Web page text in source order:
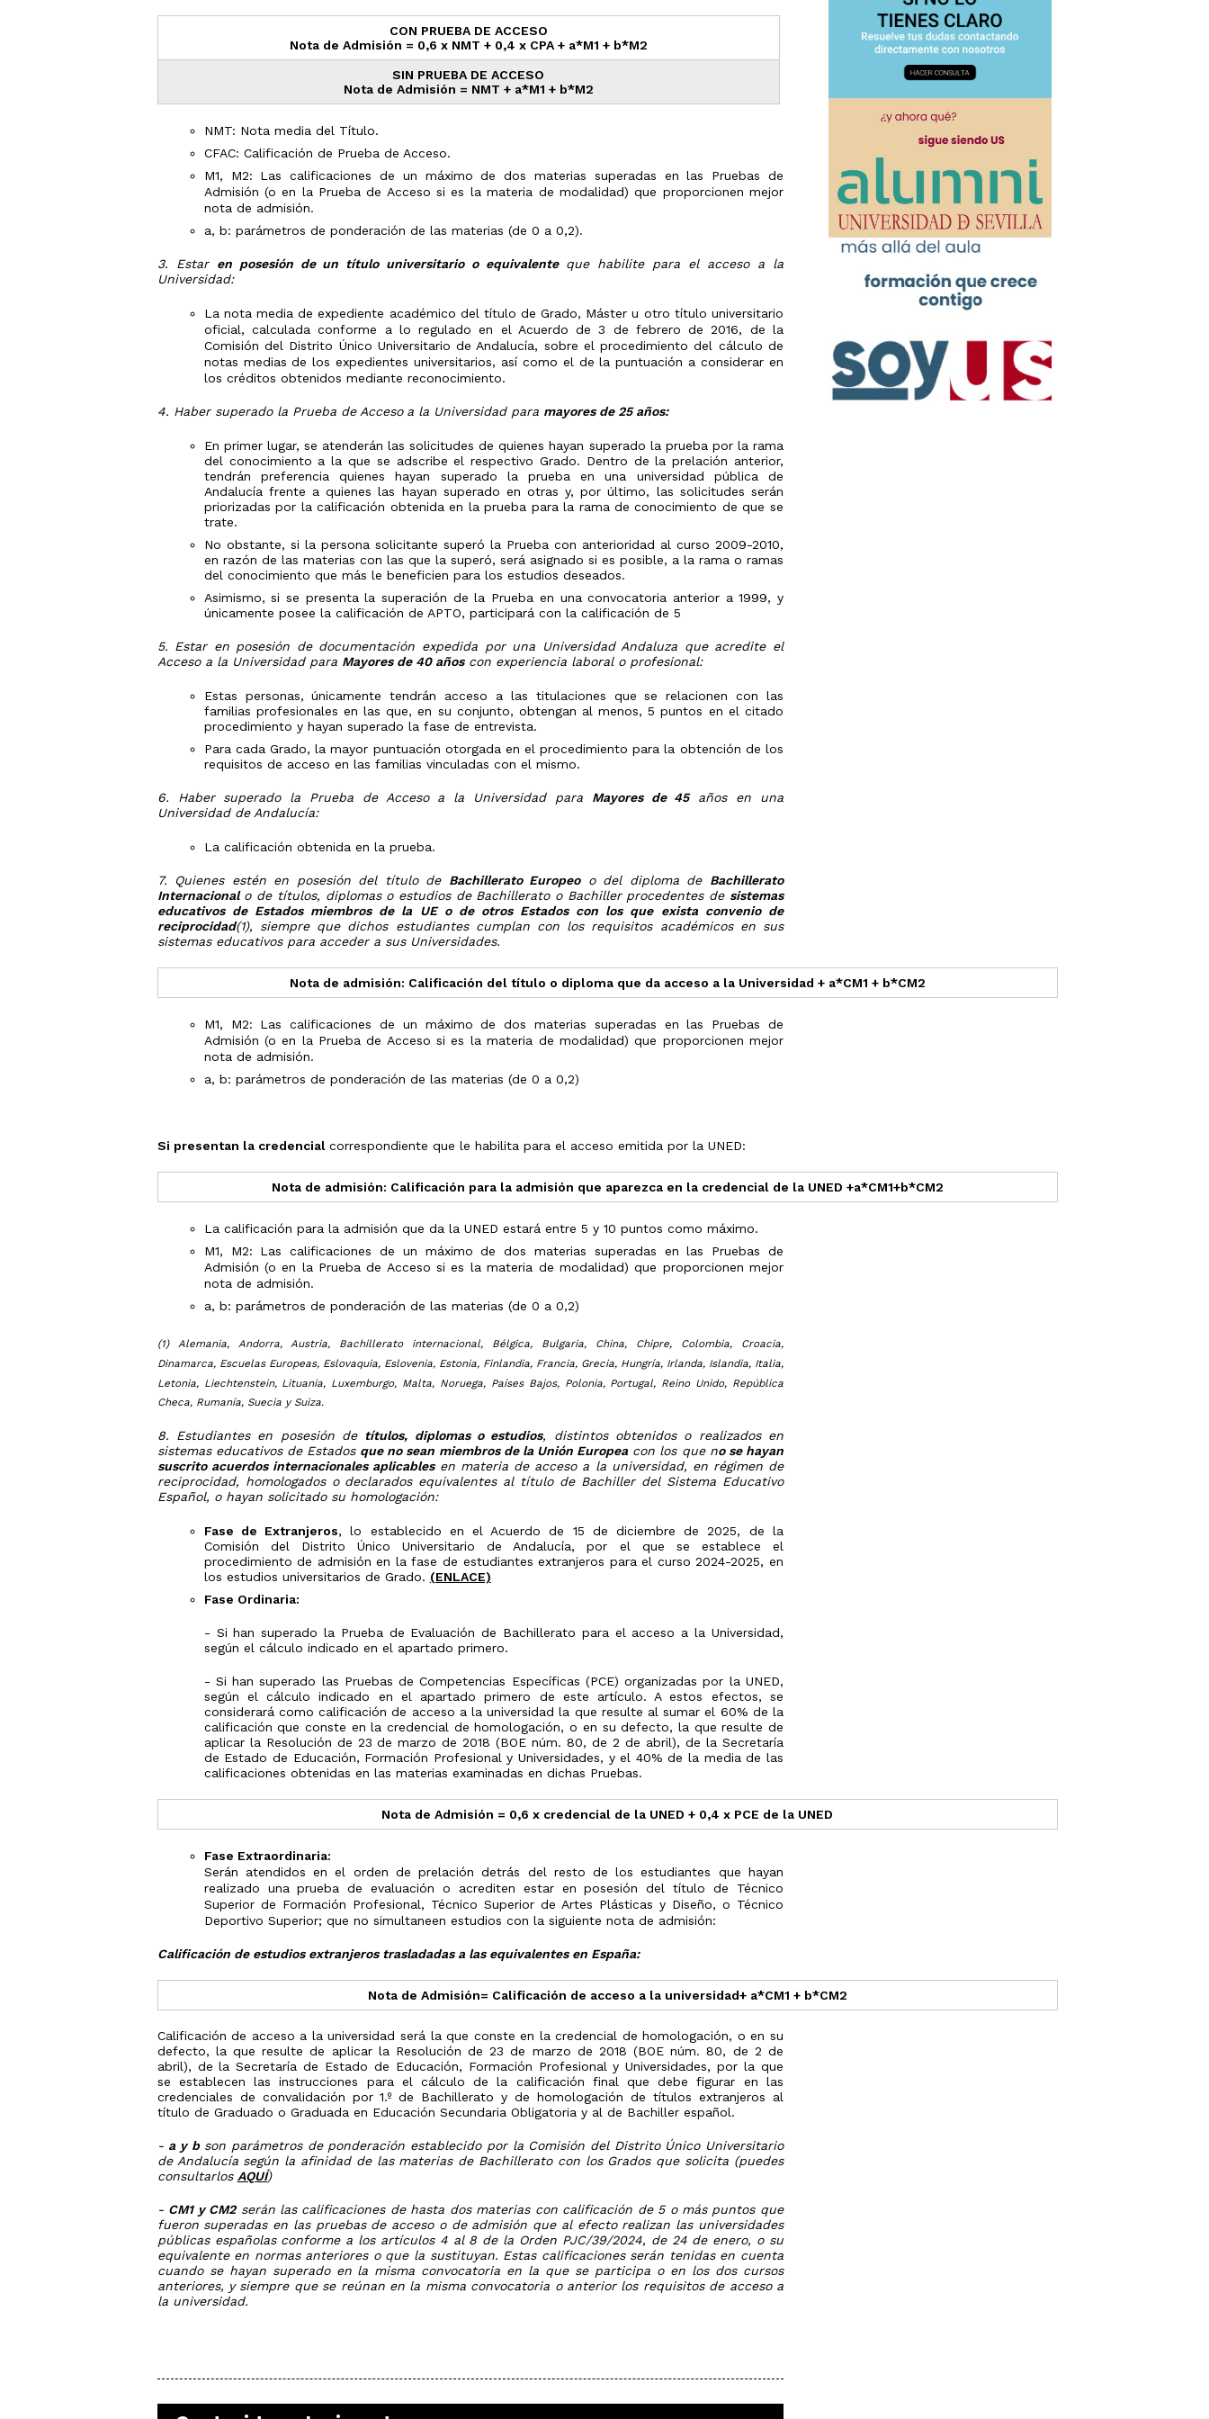
ámbito
de
CON PRUEBA DE ACCESO
Nota de Admisión = 0,6 x NMT + 0,4 x CPA + a*M1 + b*M2
SIN PRUEBA DE ACCESO
Nota de Admisión = NMT + a*M1 + b*M2
NMT: Nota media del Título.
CFAC: Calificación de Prueba de Acceso.
M1, M2: Las calificaciones de un máximo de dos materias superadas en las Pruebas de
Admisión (o en la Prueba de Acceso si es la materia de modalidad) que proporcionen mejor
nota de admisión.
a, b: parámetros de ponderación de las materias (de 0 a 0,2).
3. Estar en posesión de un título universitario o equivalente que habilite para el acceso a la
Universidad:
La nota media de expediente académico del título de Grado, Máster u otro título universitario
oficial, calculada conforme a lo regulado en el Acuerdo de 3 de febrero de 2016, de la
Comisión del Distrito Único Universitario de Andalucía, sobre el procedimiento del cálculo de
notas medias de los expedientes universitarios, así como el de la puntuación a considerar en
los créditos obtenidos mediante reconocimiento.
4. Haber superado la Prueba de Acceso a la Universidad para mayores de 25 años:
En primer lugar, se atenderán las solicitudes de quienes hayan superado la prueba por la rama
del conocimiento a la que se adscribe el respectivo Grado. Dentro de la prelación anterior,
tendrán preferencia quienes hayan superado la prueba en una universidad pública de
Andalucía frente a quienes las hayan superado en otras y, por último, las solicitudes serán
priorizadas por la calificación obtenida en la prueba para la rama de conocimiento de que se
trate.
No obstante, si la persona solicitante superó la Prueba con anterioridad al curso 2009-2010,
en razón de las materias con las que la superó, será asignado si es posible, a la rama o ramas
del conocimiento que más le beneficien para los estudios deseados.
Asimismo, si se presenta la superación de la Prueba en una convocatoria anterior a 1999, y
únicamente posee la calificación de APTO, participará con la calificación de 5
5. Estar en posesión de documentación expedida por una Universidad Andaluza que acredite el
Acceso a la Universidad para Mayores de 40 añoscon experiencia laboral o profesional:
Estas personas, únicamente tendrán acceso a las titulaciones que se relacionen con las
familias profesionales en las que, en su conjunto, obtengan al menos, 5 puntos en el citado
procedimiento y hayan superado la fase de entrevista.
Para cada Grado, la mayor puntuación otorgada en el procedimiento para la obtención de los
requisitos de acceso en las familias vinculadas con el mismo.
6. Haber superado la Prueba de Acceso a la Universidad para Mayores de 45años en una
Universidad de Andalucía:
La calificación obtenida en la prueba.
7. Quienes estén en posesión del título de Bachillerato Europeoo del diploma de Bachillerato
Internacionalo de títulos, diplomas o estudios de Bachillerato o Bachiller procedentes de sistemas
educativos de Estados miembros de la UE o de otros Estados con los que exista convenio de
reciprocidad(1), siempre que dichos estudiantes cumplan con los requisitos académicos en sus
sistemas educativos para acceder a sus Universidades.
Nota de admisión: Calificación del título o diploma que da acceso a la Universidad + a*CM1 + b*CM2
M1, M2: Las calificaciones de un máximo de dos materias superadas en las Pruebas de
Admisión (o en la Prueba de Acceso si es la materia de modalidad) que proporcionen mejor
nota de admisión.
a, b: parámetros de ponderación de las materias (de 0 a 0,2)
Si presentan la credencial correspondiente que le habilita para el acceso emitida por la UNED:
Nota de admisión: Calificación para la admisión que aparezca en la credencial de la UNED +a*CM1+b*CM2
La calificación para la admisión que da la UNED estará entre 5 y 10 puntos como máximo.
M1, M2: Las calificaciones de un máximo de dos materias superadas en las Pruebas de
Admisión (o en la Prueba de Acceso si es la materia de modalidad) que proporcionen mejor
nota de admisión.
a, b: parámetros de ponderación de las materias (de 0 a 0,2)
(1) Alemania, Andorra, Austria, Bachillerato internacional, Bélgica, Bulgaria, China, Chipre, Colombia, Croacia,
Dinamarca, Escuelas Europeas, Eslovaquia, Eslovenia, Estonia, Finlandia, Francia, Grecia, Hungría, Irlanda, Islandia, Italia,
Letonia, Liechtenstein, Lituania, Luxemburgo, Malta, Noruega, Países Bajos, Polonia, Portugal, Reino Unido, República
Checa, Rumanía, Suecia y Suiza.
8. Estudiantes en posesión de títulos, diplomas o estudios, distintos obtenidos o realizados en
sistemas educativos de Estados que no sean miembros de la Unión Europeacon los que no se hayan
suscrito acuerdos internacionales aplicablesen materia de acceso a la universidad, en régimen de
reciprocidad, homologados o declarados equivalentes al título de Bachiller del Sistema Educativo
Español, o hayan solicitado su homologación:
Fase de Extranjeros, lo establecido en el Acuerdo de 15 de diciembre de 2025, de la
Comisión del Distrito Único Universitario de Andalucía, por el que se establece el
procedimiento de admisión en la fase de estudiantes extranjeros para el curso 2024-2025, en
los estudios universitarios de Grado. (ENLACE)
Fase Ordinaria:
- Si han superado la Prueba de Evaluación de Bachillerato para el acceso a la Universidad,
según el cálculo indicado en el apartado primero.
- Si han superado las Pruebas de Competencias Específicas (PCE) organizadas por la UNED,
según el cálculo indicado en el apartado primero de este artículo. A estos efectos, se
considerará como calificación de acceso a la universidad la que resulte al sumar el 60% de la
calificación que conste en la credencial de homologación, o en su defecto, la que resulte de
aplicar la Resolución de 23 de marzo de 2018 (BOE núm. 80, de 2 de abril), de la Secretaría
de Estado de Educación, Formación Profesional y Universidades, y el 40% de la media de las
calificaciones obtenidas en las materias examinadas en dichas Pruebas.
Nota de Admisión = 0,6 x credencial de la UNED + 0,4 x PCE de la UNED
Fase Extraordinaria:
Serán atendidos en el orden de prelación detrás del resto de los estudiantes que hayan
realizado una prueba de evaluación o acrediten estar en posesión del título de Técnico
Superior de Formación Profesional, Técnico Superior de Artes Plásticas y Diseño, o Técnico
Deportivo Superior; que no simultaneen estudios con la siguiente nota de admisión:
Calificación de estudios extranjeros trasladadas a las equivalentes en España:
Nota de Admisión= Calificación de acceso a la universidad+ a*CM1 + b*CM2
Calificación de acceso a la universidad será la que conste en la credencial de homologación, o en su
defecto, la que resulte de aplicar la Resolución de 23 de marzo de 2018 (BOE núm. 80, de 2 de
abril), de la Secretaría de Estado de Educación, Formación Profesional y Universidades, por la que
se establecen las instrucciones para el cálculo de la calificación final que debe figurar en las
credenciales de convalidación por 1.º de Bachillerato y de homologación de títulos extranjeros al
título de Graduado o Graduada en Educación Secundaria Obligatoria y al de Bachiller español.
- a y bson parámetros de ponderación establecido por la Comisión del Distrito Único Universitario
de Andalucía según la afinidad de las materias de Bachillerato con los Grados que solicita (puedes
consultarlos AQUÍ)
- CM1 y CM2serán las calificaciones de hasta dos materias con calificación de 5 o más puntos que
fueron superadas en las pruebas de acceso o de admisión que al efecto realizan las universidades
públicas españolas conforme a los artículos 4 al 8 de la Orden PJC/39/2024, de 24 de enero, o su
equivalente en normas anteriores o que la sustituyan. Estas calificaciones serán tenidas en cuenta
cuando se hayan superado en la misma convocatoria en la que se participa o en los dos cursos
anteriores, y siempre que se reúnan en la misma convocatoria o anterior los requisitos de acceso a
la universidad.